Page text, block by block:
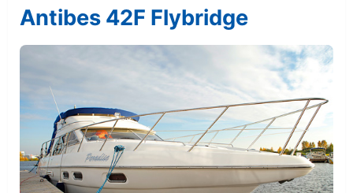
Antibes 42F Flybridge